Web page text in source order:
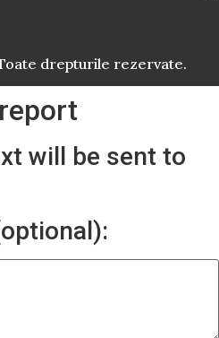
drepturile rezervate.
will be sent to